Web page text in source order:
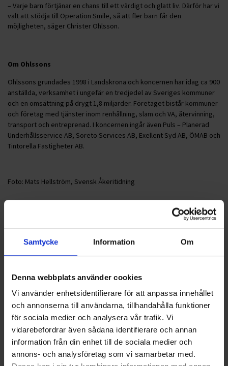
Samtycke Information Om
Denna webbplats använder cookies
Vi använder enhetsidentifierare för att anpassa innehållet
och annonserna till användarna, tillhandahålla funktioner
för sociala medier och analysera vår trafik. Vi
vidarebefordrar även sådana identifierare och annan
information från din enhet till de sociala medier och
annons- och analysföretag som vi samarbetar med.
– Varje barn förtjänar en chans till ett värdigt och glatt liv. Därför har vi
valt att stödja till Operation Smile, så att fler barn får den
möjligheten, säger Christer Ohlsson.
Om Ohlssons
Ohlssons grundades 1998 i Landskrona och koncernen har idag ca 900
anställda, verksamhet i ungefär en tredjedel av Sveriges kommuner
och en omsättning på drygt 1,8 miljarder. Företaget bistår kommuner
och företag med tjänster inom renhållning, slam och VA, återvinning,
transport och entreprenad. I koncernen ingår även Puls – Planerad
Underhållsservice AB, Soreto Services AB, Exellent Syd AB, ÖMAB och
Tintorella Fastigheter AB.
Foto: Mats Hellström, Svensk Åkeritidning
Nyheter
HÅLLBARHET
LANDSKRONA
NYA UPPDRAG